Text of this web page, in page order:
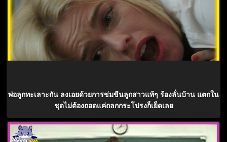
พ่อลูกทะเลาะกัน ลงเอยด้วยการข่มขืนลูกสาวแท้ๆ ร้องลั่นบ้าน แตกใน
ชุดไม่ต้องถอดแค่ถลกกระโปรงก็เย็ดเลย